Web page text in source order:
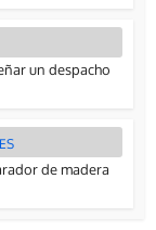
un despacho
de madera